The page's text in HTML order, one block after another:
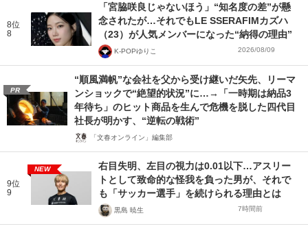
8位
8
「宮脇咲良じゃないほう」“知名度の差”が懸
念されたが…それでもLE SSERAFIMカズハ
（23）が人気メンバーになった“納得の理由”
K-POPゆりこ 2026/08/09
PR
“順風満帆”な会社を父から受け継いだ矢先、リーマ
ンショックで“絶望的状況”に…→「一時期は納品3
年待ち」のヒット商品を生んで危機を脱した四代目
社長が明かす、“逆転の戦術”
「文春オンライン」編集部
9位
9
NEW
右目失明、左目の視力は0.01以下…アスリー
トとして致命的な怪我を負った男が、それで
も「サッカー選手」を続けられる理由とは
黒島 暁生 7時間前